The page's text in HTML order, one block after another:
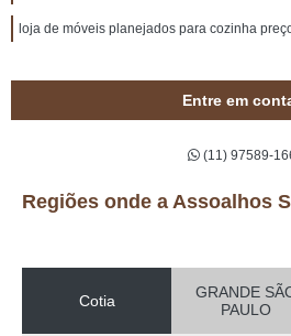
loja de móveis planejados para cozinha
Entre em
(11) 97589-
Regiões onde a Assoalhos
Cotia
GRANDE
PAULO